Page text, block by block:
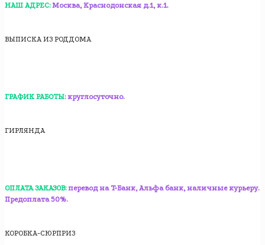
ассорти"
см.
НАШ АДРЕС: Москва, Краснодонская д.1, к.1.
ВЫПИСКА ИЗ РОДДОМА
ГРАФИК РАБОТЫ: круглосуточно.
ГИРЛЯНДА
ОПЛАТА ЗАКАЗОВ: перевод на T-Банк, Альфа банк, наличные курьеру.
Предоплата 50%.
КОРОБКА-СЮРПРИЗ